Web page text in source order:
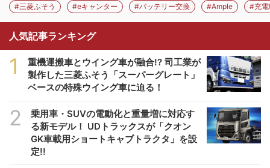
#三菱ふそう #eキャンター #バッテリー交換 #Ample #充
人気記事ランキング
1
重機運搬車とウイング車が融合!? 司工業が
製作した三菱ふそう「スーパーグレート」
ベースの特殊ウイング車に迫る！
2
乗用車・SUVの電動化と重量増に対応す
る新モデル！ UDトラックスが「クオン
GK車載用ショートキャブトラクタ」を設
定!!